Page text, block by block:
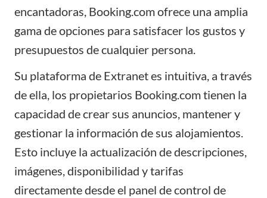
encantadoras, Booking.comofrece una amplia
gama de opciones para satisfacer los gustos y
presupuestos de cualquier persona.
Su plataforma de Extranet es intuitiva, a través
de ella, los propietarios Booking.comtienen la
capacidad decrear sus anuncios, mantener y
gestionar la información de sus alojamientos.
Esto incluye la actualización de descripciones,
imágenes, disponibilidad y tarifas
directamente desde el panel de control de